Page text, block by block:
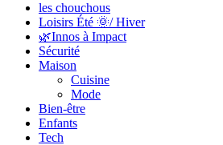
les chouchous
Loisirs Été 🌞/ Hiver
🌿Innos à Impact
Sécurité
Maison
Cuisine
Mode
Bien-être
Enfants
Tech